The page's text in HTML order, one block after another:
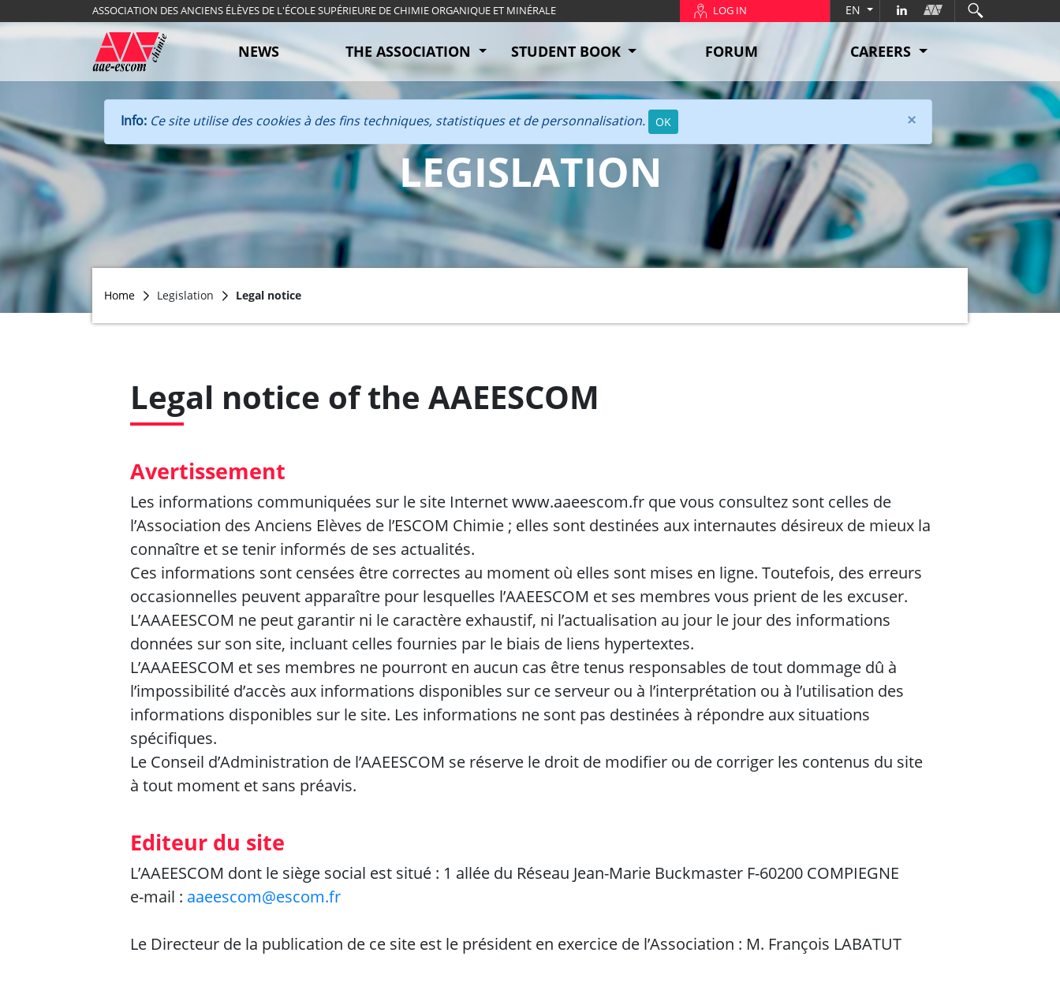
ASSOCIATION DES ANCIENS ÉLÈVES DE L'ÉCOLE SUPÉRIEURE DE CHIMIE ORGANIQUE ET MINÉRALE LOG IN EN
NEWS THE ASSOCIATION STUDENT BOOK FORUM CAREERS
Info: Ce site utilise des cookies à des fins techniques, statistiques et de personnalisation. OK ×
LEGISLATION
Home Legislation Legal notice
Legal notice of the AAEESCOM
Avertissement
Les informations communiquées sur le site Internet www.aaeescom.fr que vous consultez sont celles de
l’Association des Anciens Elèves de l’ESCOM Chimie ; elles sont destinées aux internautes désireux de mieux la
connaître et se tenir informés de ses actualités.
Ces informations sont censées être correctes au moment où elles sont mises en ligne. Toutefois, des erreurs
occasionnelles peuvent apparaître pour lesquelles l’AAEESCOM et ses membres vous prient de les excuser.
L’AAAEESCOM ne peut garantir ni le caractère exhaustif, ni l’actualisation au jour le jour des informations
données sur son site, incluant celles fournies par le biais de liens hypertextes.
L’AAAEESCOM et ses membres ne pourront en aucun cas être tenus responsables de tout dommage dû à
l’impossibilité d’accès aux informations disponibles sur ce serveur ou à l’interprétation ou à l’utilisation des
informations disponibles sur le site. Les informations ne sont pas destinées à répondre aux situations
spécifiques.
Le Conseil d’Administration de l’AAEESCOM se réserve le droit de modifier ou de corriger les contenus du site
à tout moment et sans préavis.
Editeur du site
L’AAEESCOM dont le siège social est situé : 1 allée du Réseau Jean-Marie Buckmaster F-60200 COMPIEGNE
e-mail : aaeescom@escom.fr
Le Directeur de la publication de ce site est le président en exercice de l’Association : M. François LABATUT